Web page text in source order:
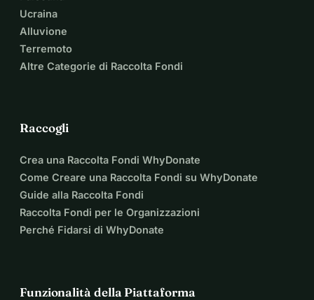
Ucraina
Alluvione
Terremoto
Altre Categorie di Raccolta Fondi
Raccogli
Crea una Raccolta Fondi WhyDonate
Come Creare una Raccolta Fondi su WhyDonate
Guide alla Raccolta Fondi
Raccolta Fondi per le Organizzazioni
Perché Fidarsi di WhyDonate
Funzionalità della Piattaforma